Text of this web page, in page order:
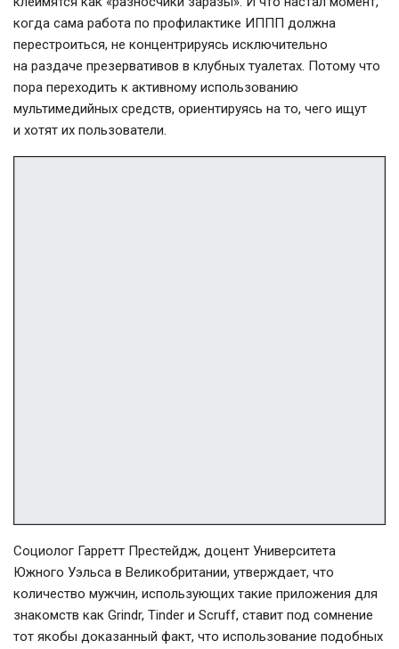
когда сама работа по профилактике ИППП должна
перестроиться, не концентрируясь исключительно
на раздаче презервативов в клубных туалетах. Потому что
пора переходить к активному использованию
мультимедийных средств, ориентируясь на то, чего ищут
и хотят их пользователи.
Социолог Гарретт Престейдж, доцент Университета
Южного Уэльса в Великобритании, утверждает, что
количество мужчин, использующих такие приложения для
знакомств как Grindr, Tinder и Scruff, ставит под сомнение
тот якобы доказанный факт, что использование подобных